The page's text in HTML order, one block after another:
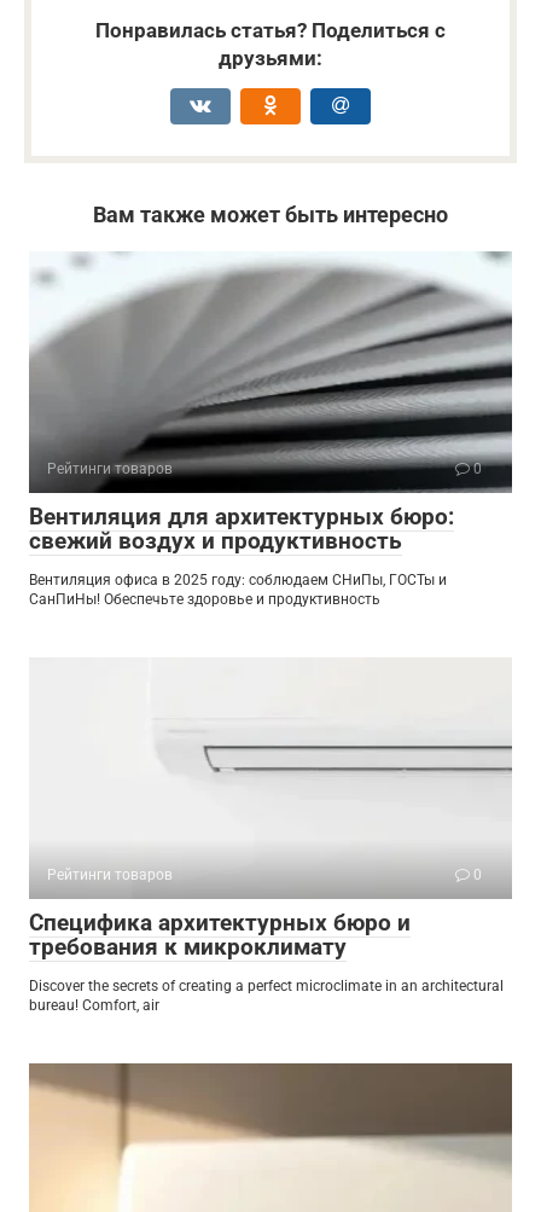
Понравилась статья? Поделиться с
друзьями:
Вам также может быть интересно
Рейтинги товаров 0
Вентиляция для архитектурных бюро:
свежий воздух и продуктивность
Вентиляция офиса в 2025 году: соблюдаем СНиПы, ГОСТы и
СанПиНы! Обеспечьте здоровье и продуктивность
Рейтинги товаров 0
Специфика архитектурных бюро и
требования к микроклимату
Discover the secrets of creating a perfect microclimate in an architectural
bureau! Comfort, air